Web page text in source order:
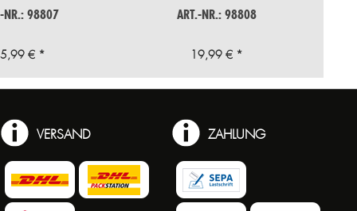
NR.: 98807
€ *
ART.-NR.: 98808
19,99 € *
VERSAND ZAHLUNG